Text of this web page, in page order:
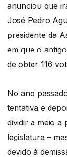
anunciou que
José Pedro
presidente da
em que o
de obter 116
No ano
tentativa e
dividir a meio a
legislatura –
devido à